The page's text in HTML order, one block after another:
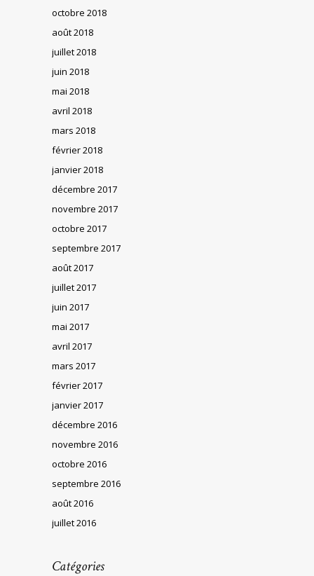
octobre 2018
août 2018
juillet 2018
juin 2018
mai 2018
avril 2018
mars 2018
février 2018
janvier 2018
décembre 2017
novembre 2017
octobre 2017
septembre 2017
août 2017
juillet 2017
juin 2017
mai 2017
avril 2017
mars 2017
février 2017
janvier 2017
décembre 2016
novembre 2016
octobre 2016
septembre 2016
août 2016
juillet 2016
Catégories